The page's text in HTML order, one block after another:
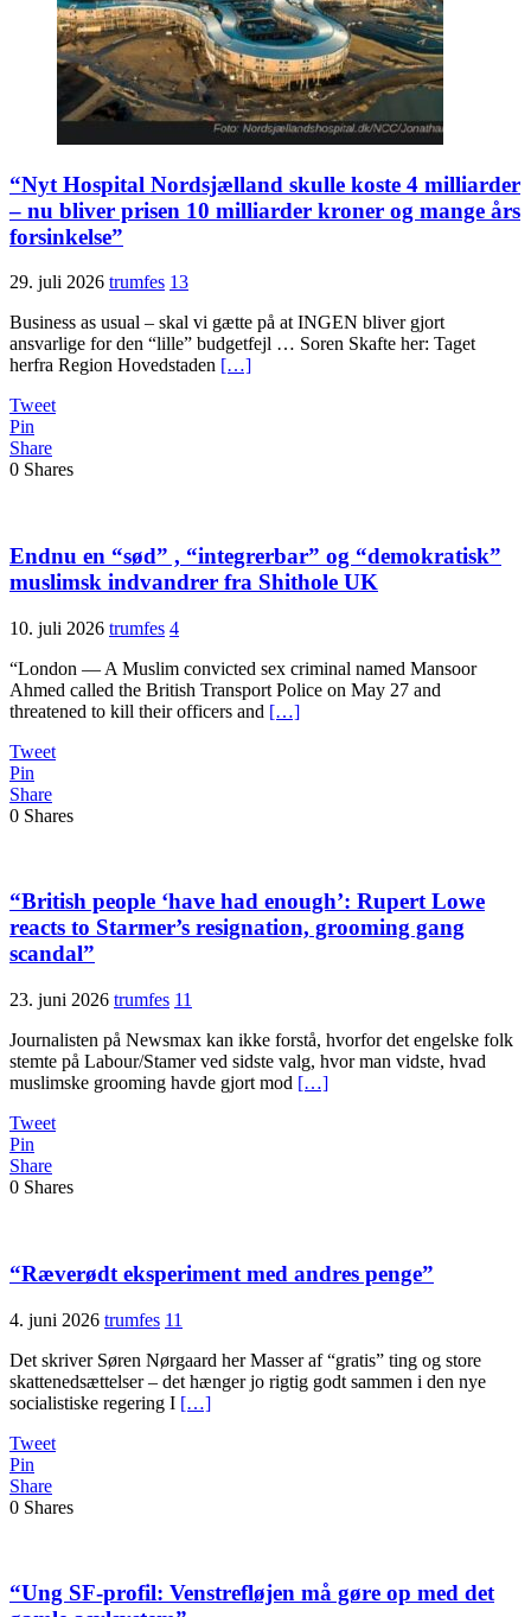
“Nyt Hospital Nordsjælland skulle koste 4 milliarder
– nu bliver prisen 10 milliarder kroner og mange års
forsinkelse”
29. juli 2026 trumfes 13
Business as usual – skal vi gætte på at INGEN bliver gjort
ansvarlige for den “lille” budgetfejl … Soren Skafte her: Taget
herfra Region Hovedstaden […]
Tweet
Pin
Share
0 Shares
Endnu en “sød” , “integrerbar” og “demokratisk”
muslimsk indvandrer fra Shithole UK
10. juli 2026 trumfes 4
“London — A Muslim convicted sex criminal named Mansoor
Ahmed called the British Transport Police on May 27 and
threatened to kill their officers and […]
Tweet
Pin
Share
0 Shares
“British people ‘have had enough’: Rupert Lowe
reacts to Starmer’s resignation, grooming gang
scandal”
23. juni 2026 trumfes 11
Journalisten på Newsmax kan ikke forstå, hvorfor det engelske folk
stemte på Labour/Stamer ved sidste valg, hvor man vidste, hvad
muslimske grooming havde gjort mod […]
Tweet
Pin
Share
0 Shares
“Ræverødt eksperiment med andres penge”
4. juni 2026 trumfes 11
Det skriver Søren Nørgaard her Masser af “gratis” ting og store
skattenedsættelser – det hænger jo rigtig godt sammen i den nye
socialistiske regering I […]
Tweet
Pin
Share
0 Shares
“Ung SF-profil: Venstrefløjen må gøre op med det